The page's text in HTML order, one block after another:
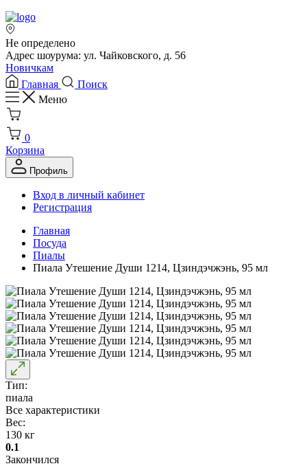
Не определено
Адрес шоурума: ул. Чайковского, д. 56
Новичкам
Главная
Поиск
Меню
0
Корзина
Профиль
Вход в личный кабинет
Регистрация
Главная
Посуда
Пиалы
Пиала Утешение Души 1214, Цзиндэчжэнь, 95 мл
Тип:
пиала
Все характеристики
Вес:
130 кг
0.1
Закончился